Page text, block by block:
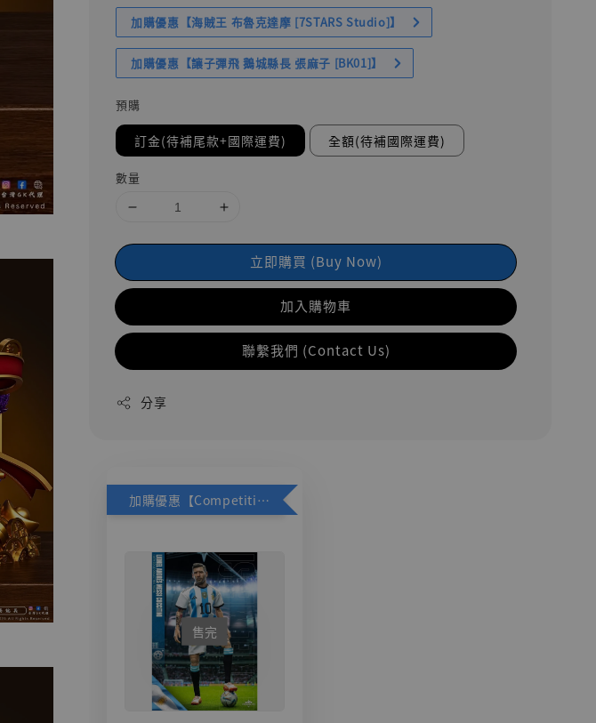
加購優惠【海賊王 布魯克達摩 [7STARS Studio]】
加購優惠【讓子彈飛 鵝城縣長 張麻子 [BK01]】
預購
訂金(待補尾款+國際運費) 全額(待補國際運費)
數量
立即購買 (Buy Now)
加入購物車
聯繫我們 (Contact Us)
分享
加購優惠【Competitive Toys 梅西 [CM001]】
售完